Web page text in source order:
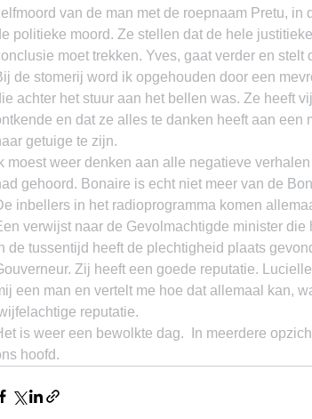
van de man met de roepnaam Pretu,
politieke moord. Ze stellen dat de hele
moet trekken. Yves, gaat verder en
de stomerij word ik opgehouden door een
achter het stuur aan het bellen was. Ze heeft
en dat ze alles te danken heeft aan een
getuige te zijn.
Ik moest weer denken aan alle negatieve
gehoord. Bonaire is echt niet meer van de
inbellers in het radioprogramma komen
verwijst naar de Gevolmachtigde minister die
de tussentijd heeft de plechtigheid plaats
Zij heeft een goede reputatie.
een man en vertelt me hoe dat allemaal kan,
reputatie.
is weer een bewolkte dag.  In meerdere
hoofd.